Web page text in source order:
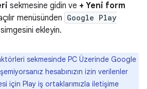
sekmesine gidin ve + Yeni form
menüsünden Google Play
simgesini ekleyin.
sekmesinde PC Üzerinde Google
hesabınızın izin verilenler
için Play iş ortaklarımızla iletişime